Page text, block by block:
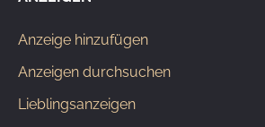
Anzeige hinzufügen
Anzeigen durchsuchen
Lieblingsanzeigen